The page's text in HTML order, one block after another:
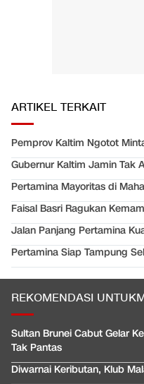
ARTIKEL TERKAIT
Pemprov Kaltim Ngotot
Gubernur Kaltim Jamin Tak
Pertamina Mayoritas di
Faisal Basri Ragukan
Jalan Panjang Pertamina
Pertamina Siap Tampung
REKOMENDASI
Sultan Brunei Cabut Gelar
Tak Pantas
Diwarnai Keributan, Klub